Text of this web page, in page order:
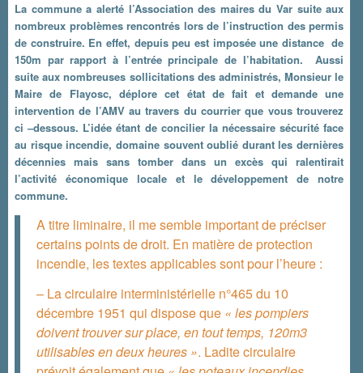
La commune a alerté l’Association des maires du Var suite aux
nombreux problèmes rencontrés lors de l’instruction des permis
de construire. En effet, depuis peu est imposée une distance de
150m par rapport à l’entrée principale de l’habitation. Aussi
suite aux nombreuses sollicitations des administrés, Monsieur le
Maire de Flayosc, déplore cet état de fait et demande une
intervention de l’AMV au travers du courrier que vous trouverez
ci –dessous. L’idée étant de concilier la nécessaire sécurité face
au risque incendie, domaine souvent oublié durant les dernières
décennies mais sans tomber dans un excès qui ralentirait
l’activité économique locale et le développement de notre
commune.
A titre liminaire, il me semble important de préciser
certains points de droit. En matière de protection
incendie, les textes applicables sont pour l’heure :
– La circulaire interministérielle n°465 du 10
décembre 1951 qui dispose que « les pompiers
doivent trouver sur place, en tout temps, 120m3
utilisables en deux heures ». Ladite circulaire